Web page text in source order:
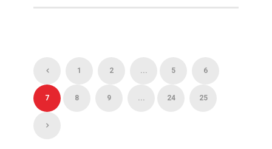
1 2 ... 5 6
7 8 9 ... 24 25